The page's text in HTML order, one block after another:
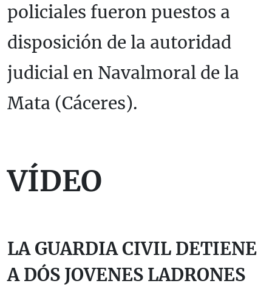
policiales fueron puestos a
disposición de la autoridad
judicial en Navalmoral de la
Mata (Cáceres).
VÍDEO
LA GUARDIA CIVIL DETIENE
A DÓS JOVENES LADRONES